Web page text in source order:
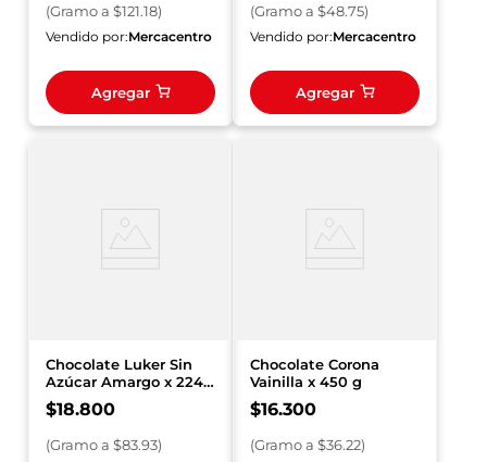
(Gramoa $121.18)
Vendido por:Mercacentro
Agregar
(Gramoa $48.75)
Vendido por:Mercacentro
Agregar
Chocolate Luker Sin
Azúcar Amargo x 224
g
$18.800
(Gramoa $83.93)
Chocolate Corona
Vainilla x 450 g
$16.300
(Gramoa $36.22)